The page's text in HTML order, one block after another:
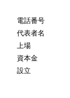
電話番号
代表者名
上場
資本金
設立